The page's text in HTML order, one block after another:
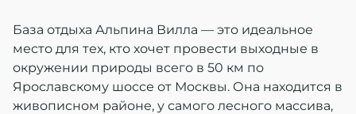
База отдыха Альпина Вилла — это идеальное
место для тех, кто хочет провести выходные в
окружении природы всего в 50 км по
Ярославскому шоссе от Москвы. Она находится в
живописном районе, у самого лесного массива,